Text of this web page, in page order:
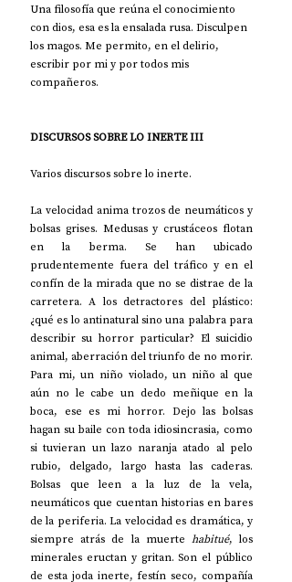
Una filosofía que reúna el conocimiento
con dios, esa es la ensalada rusa. Disculpen
los magos. Me permito, en el delirio,
escribir por mi y por todos mis
compañeros.
DISCURSOS SOBRE LO INERTE III
Varios discursos sobre lo inerte.
La velocidad anima trozos de neumáticos y
bolsas grises. Medusas y crustáceos flotan
en la berma. Se han ubicado
prudentemente fuera del tráfico y en el
confín de la mirada que no se distrae de la
carretera. A los detractores del plástico:
¿qué es lo antinatural sino una palabra para
describir su horror particular? El suicidio
animal, aberración del triunfo de no morir.
Para mi, un niño violado, un niño al que
aún no le cabe un dedo meñique en la
boca, ese es mi horror. Dejo las bolsas
hagan su baile con toda idiosincrasia, como
si tuvieran un lazo naranja atado al pelo
rubio, delgado, largo hasta las caderas.
Bolsas que leen a la luz de la vela,
neumáticos que cuentan historias en bares
de la periferia. La velocidad es dramática, y
siempre atrás de la muerte habitué, los
minerales eructan y gritan. Son el público
de esta joda inerte, festín seco, compañía